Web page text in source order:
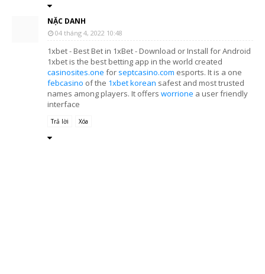
NẶC DANH
04 tháng 4, 2022 10:48
1xbet - Best Bet in 1xBet - Download or Install for Android
1xbet is the best betting app in the world created
casinosites.one for septcasino.com esports. It is a one
febcasino of the 1xbet korean safest and most trusted
names among players. It offers worrione a user friendly
interface
Trả lời Xóa